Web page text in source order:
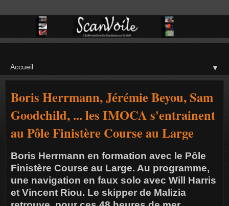
▼
Boris Herrmann, Jérémie Beyou, Sam
Goodchild, ... les IMOCA s'entrainent
au Pôle Finistère Course au Large
Boris Herrmann en formation avec le Pôle
Finistère Course au Large. Au programme,
une navigation en faux solo avec Will Harris
et Vincent Riou. Le skipper de Malizia